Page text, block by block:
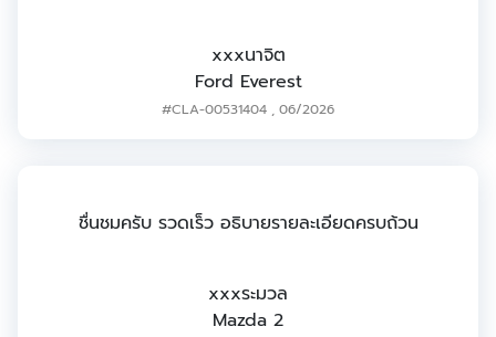
xxxนาจิต
Ford Everest
#CLA-00531404 , 06/2026
ชื่นชมครับ รวดเร็ว อธิบายรายละเอียดครบถ้วน
xxxระมวล
Mazda 2